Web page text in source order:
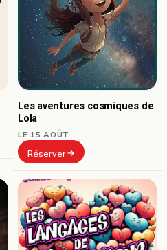
Les aventures cosmiques de
Lola
LE 15 AOÛT
Réserver